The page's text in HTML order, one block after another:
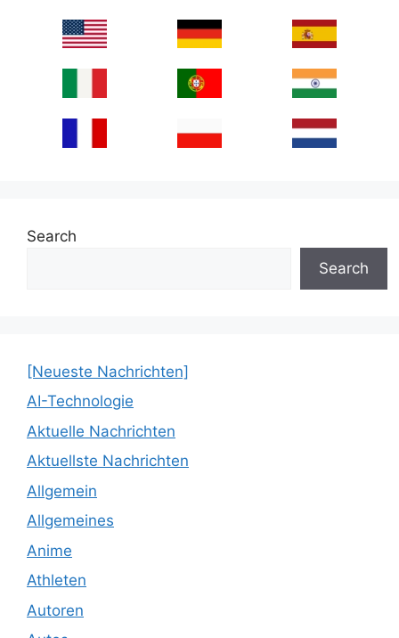
Search
Search
[Neueste Nachrichten]
AI-Technologie
Aktuelle Nachrichten
Aktuellste Nachrichten
Allgemein
Allgemeines
Anime
Athleten
Autoren